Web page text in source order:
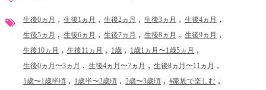
生後0ヵ月 生後1ヵ月 生後2ヵ月 生後3ヵ月 生後4ヵ月
生後5ヵ月 生後6ヵ月 生後7ヵ月 生後8ヵ月 生後9ヵ月
生後10ヵ月 生後11ヵ月 1歳 1歳1ヵ月〜1歳5ヵ月
生後0ヵ月〜3ヵ月 生後4ヵ月〜7ヵ月 生後8ヵ月〜11ヵ月
1歳〜1歳半頃 1歳半〜2歳頃 2歳〜3歳頃 #家族で楽しむ